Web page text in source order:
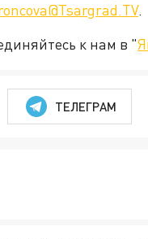
.
к нам в "
ТЕЛЕГРАМ